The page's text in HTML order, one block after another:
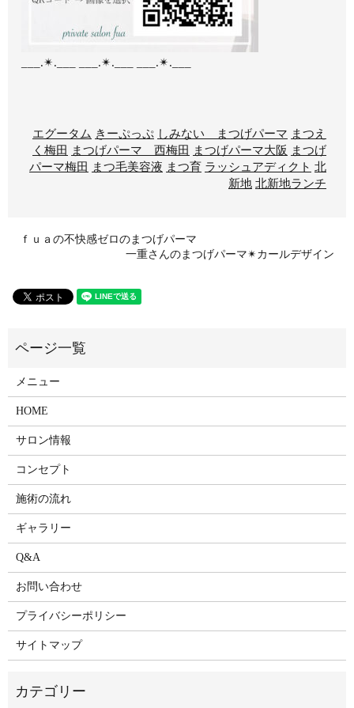
___.✴︎.___ ___.✴︎.___ ___.✴︎.___
エグータム きーぷっぷ しみない まつげパーマ まつえ
く梅田
まつげパーマ 西梅田 まつげパーマ大阪 まつげ
パーマ梅田
まつ毛美容液 まつ育 ラッシュアディクト 北
新地 北新地ランチ
ｆｕａの不快感ゼロのまつげパーマ
一重さんのまつげパーマ✴︎カールデザイン
メニュー
HOME
サロン情報
コンセプト
施術の流れ
ギャラリー
Q&A
お問い合わせ
プライバシーポリシー
サイトマップ